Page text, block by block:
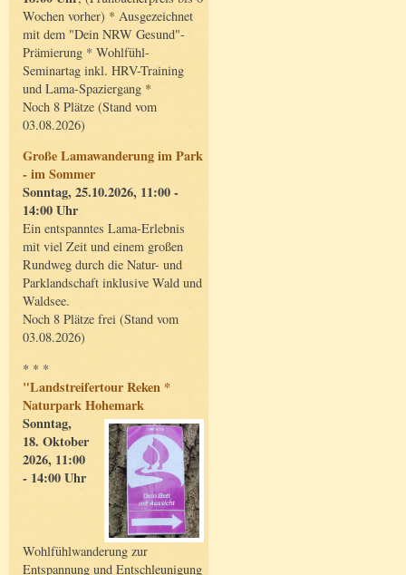
Wochen vorher) * Ausgezeichnet
mit dem "Dein NRW Gesund"-
Prämierung * Wohlfühl-
Seminartag inkl. HRV-Training
und Lama-Spaziergang *
Noch 8 Plätze (Stand vom
03.08.2026)
Große Lamawanderung im Park
- im Sommer
Sonntag, 25.10.2026, 11:00 -
14:00 Uhr
Ein entspanntes Lama-Erlebnis
mit viel Zeit und einem großen
Rundweg durch die Natur- und
Parklandschaft inklusive Wald und
Waldsee.
Noch 8 Plätze frei (Stand vom
03.08.2026)
* * *
"Landstreifertour Reken *
Naturpark Hohemark
Sonntag,
18. Oktober
2026, 11:00
- 14:00 Uhr
Wohlfühlwanderung zur
Entspannung und Entschleunigung